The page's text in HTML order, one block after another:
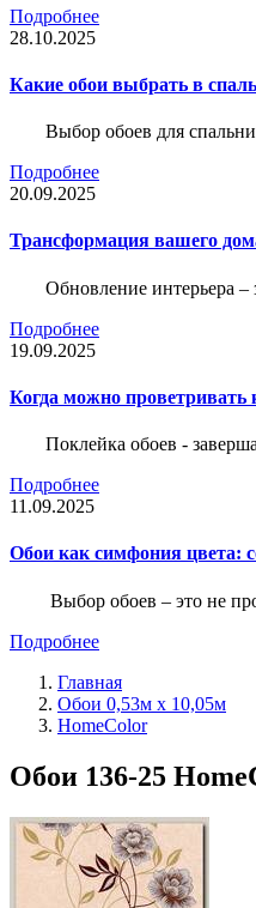
Подробнее
28.10.2025
Какие обои выбрать в
Выбор обоев для
Подробнее
20.09.2025
Трансформация вашего
Обновление интерьера –
Подробнее
19.09.2025
Когда можно проветривать
Поклейка обоев -
Подробнее
11.09.2025
Обои как симфония цвета:
Выбор обоев – это не
Подробнее
Главная
Обои 0,53м x 10,05м
HomeColor
Обои 136-25